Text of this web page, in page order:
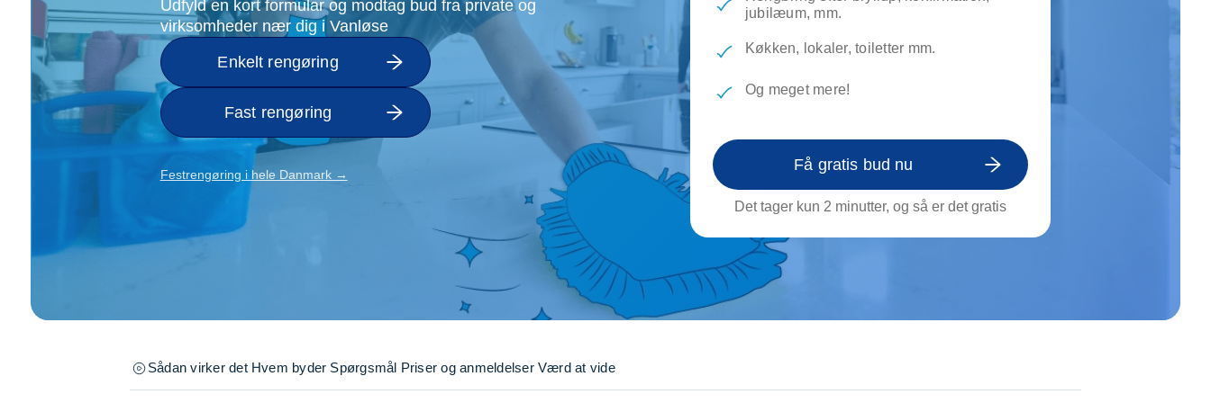
Opsætning af skillevæg
Rengøring
Reparation af tagrende
Tømrer
Træfældning
Tunge løft
TV installation og opsætning
Udflytnings rengøring
Se alle...
Udfyld en kort formular og modtag bud fra private og
virksomheder nær dig i Vanløse
Enkelt rengøring
Fast rengøring
Festrengøring i hele Danmark →
jubilæum, mm.
Køkken, lokaler, toiletter mm.
Og meget mere!
Få gratis bud nu
Det tager kun 2 minutter, og så er det gratis
Sådan virker det Hvem byder Spørgsmål Priser og anmeldelser Værd at vide